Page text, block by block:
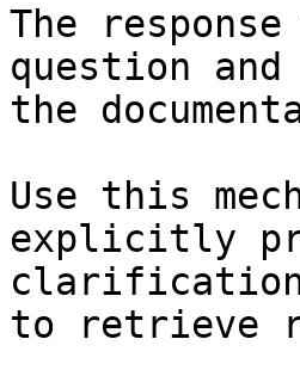
The
question
the
Use this
explicitly
clarification